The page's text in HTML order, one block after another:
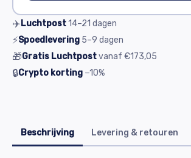
✈️Luchtpost14–21 dagen
⚡Spoedlevering 5–9 dagen
🎁Gratis Luchtpostvanaf €173,05
🔒Crypto korting −10%
Beschrijving Levering & retouren